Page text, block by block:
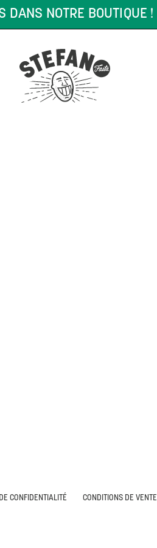
DANS NOTRE BOUTIQUE !
CONFIDENTIALITÉ CONDITIONS DE VENTE